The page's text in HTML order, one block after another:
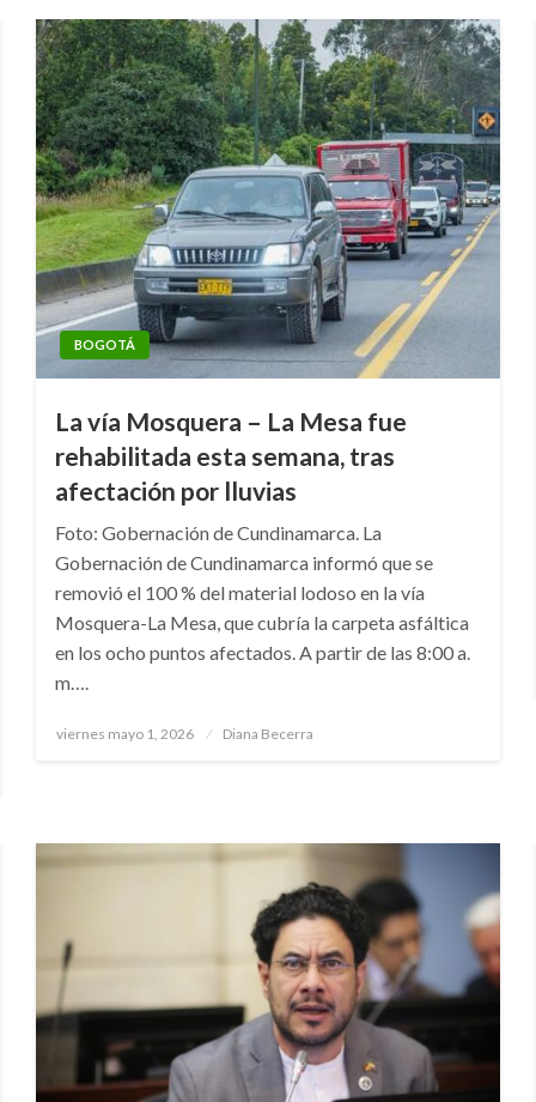
BOGOTÁ
La vía Mosquera – La Mesa fue
rehabilitada esta semana, tras
afectación por lluvias
Foto: Gobernación de Cundinamarca. La
Gobernación de Cundinamarca informó que se
removió el 100 % del material lodoso en la vía
Mosquera-La Mesa, que cubría la carpeta asfáltica
en los ocho puntos afectados. A partir de las 8:00 a.
m….
Publicado
viernes mayo 1, 2026 Diana Becerra